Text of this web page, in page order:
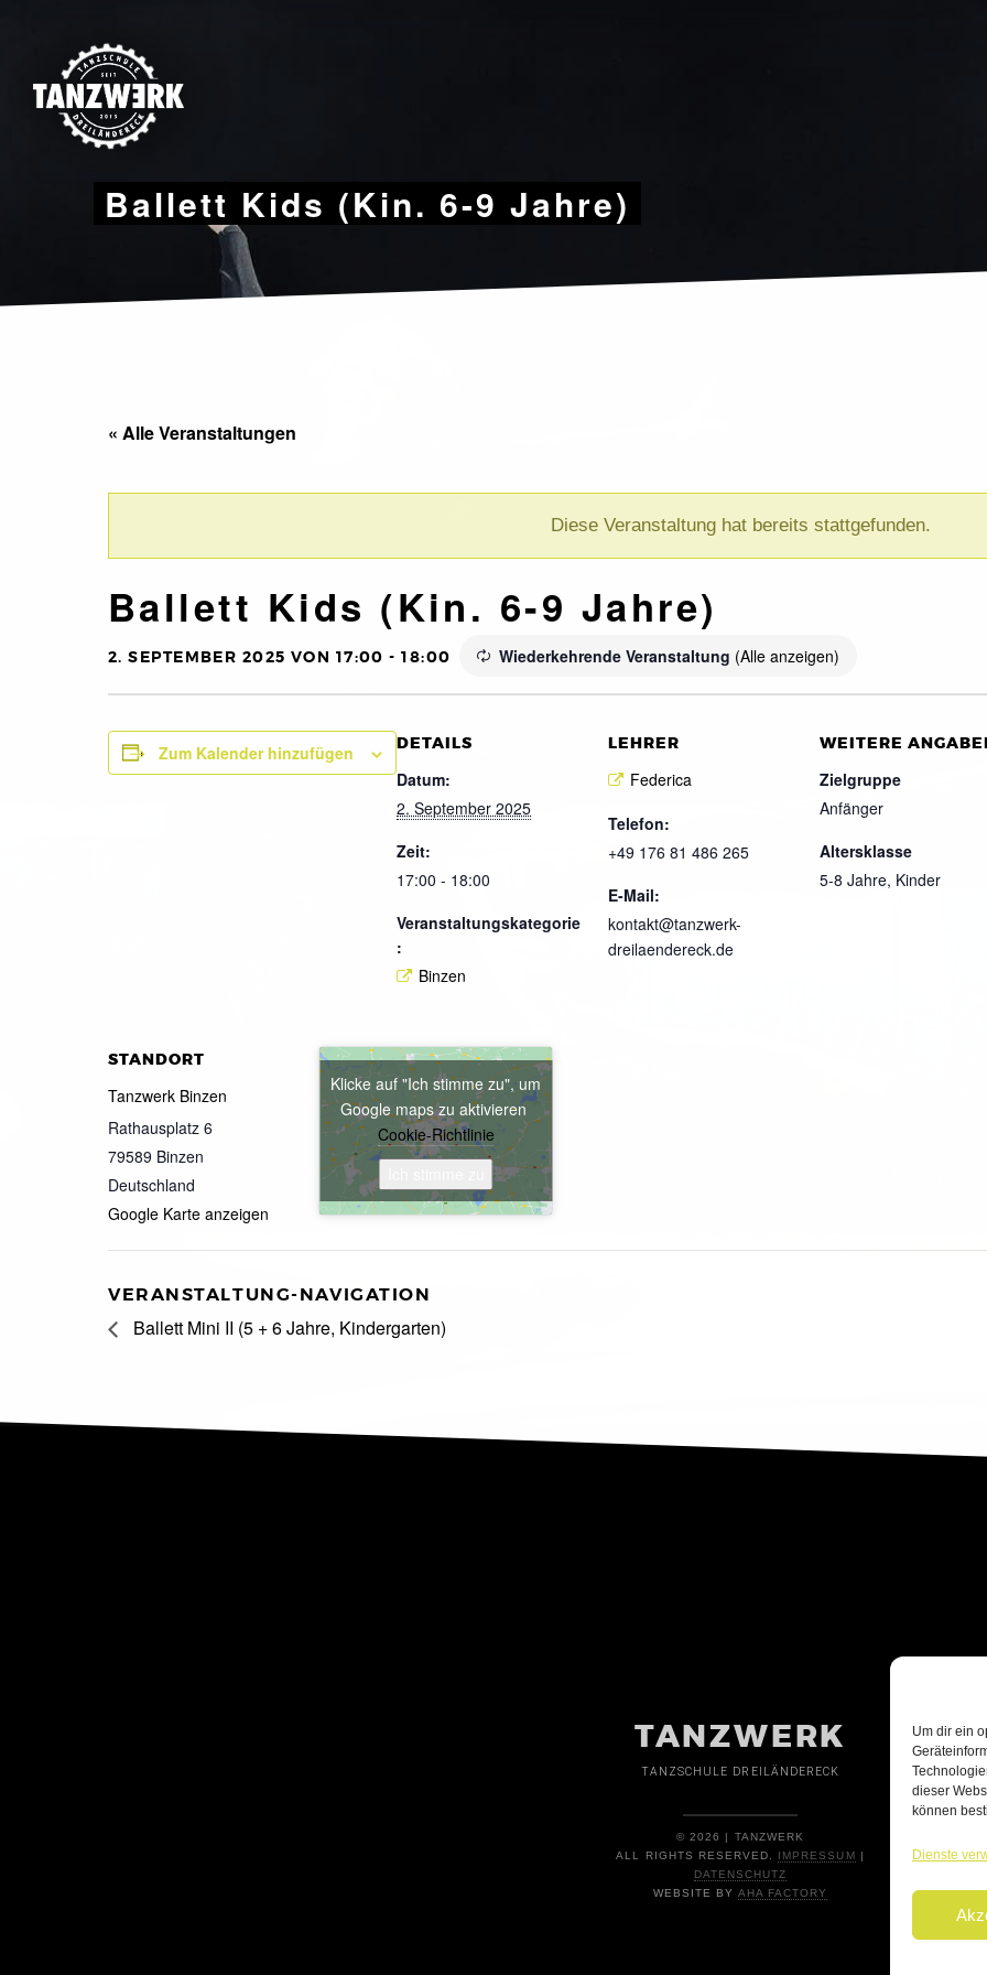
Um dir ein
dieser
können
Dienste
Ballett Kids (Kin. 6-9 Jahre)
« Alle Veranstaltungen
Diese Veranstaltung hat bereits stattgefunden.
Ballett Kids (Kin. 6-9 Jahre)
2. SEPTEMBER 2025 VON 17:00 -18:00 Wiederkehrende Veranstaltung (Alle anzeigen)
Zum Kalender hinzufügen DETAILS
Datum:
2. September 2025
Zeit:
17:00 - 18:00
Veranstaltungskategorie
:
Binzen
LEHRER
Federica
Telefon:
+49 176 81 486 265
E-Mail:
kontakt@tanzwerk-
dreilaendereck.de
WEITERE
Zielgruppe
Anfänger
Altersklasse
5-8 Jahre, Kinder
STANDORT
Tanzwerk Binzen
Rathausplatz 6
79589 Binzen
Deutschland
Google Karte anzeigen
Klicke auf "Ich stimme zu", um
Google maps zu aktivieren
Cookie-Richtlinie
VERANSTALTUNG-NAVIGATION
Ballett Mini II (5 + 6 Jahre, Kindergarten)
TANZWERK
TANZSCHULE DREILÄNDERECK
© 2026 | TANZWERK
ALL RIGHTS RESERVED. IMPRESSUM |
DATENSCHUTZ
WEBSITE BY AHA FACTORY